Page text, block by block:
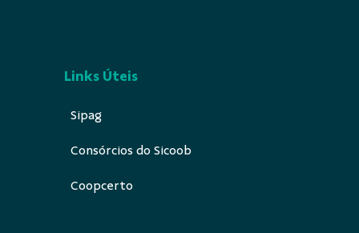
Links Úteis
Sipag
Consórcios do Sicoob
Coopcerto